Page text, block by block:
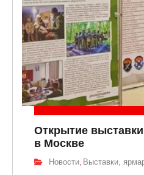
Открытие
в Москве
Новости Выставки,